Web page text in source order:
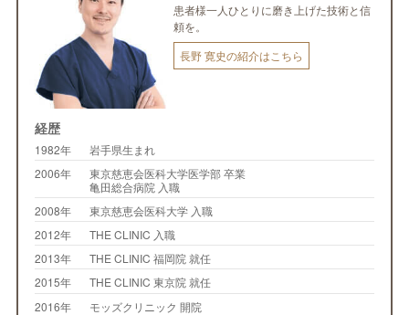
患者様一人ひとりに磨き上げた技術と信
頼を。
長野 寛史の紹介はこちら
経歴
1982年
岩手県生まれ
2006年
東京慈恵会医科大学医学部 卒業
亀田総合病院 入職
2008年
東京慈恵会医科大学 入職
2012年
THE CLINIC 入職
2013年
THE CLINIC 福岡院 就任
2015年
THE CLINIC 東京院 就任
2016年
モッズクリニック 開院